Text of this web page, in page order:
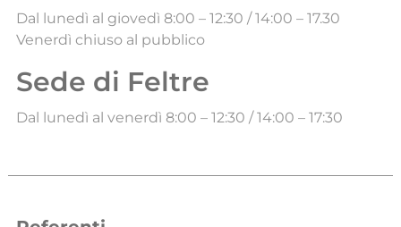
Dal lunedì al giovedì 8:00 – 12:30 / 14:00 – 17.30
Venerdì chiuso al pubblico
Sede di Feltre
Dal lunedì al venerdì 8:00 – 12:30 / 14:00 – 17:30